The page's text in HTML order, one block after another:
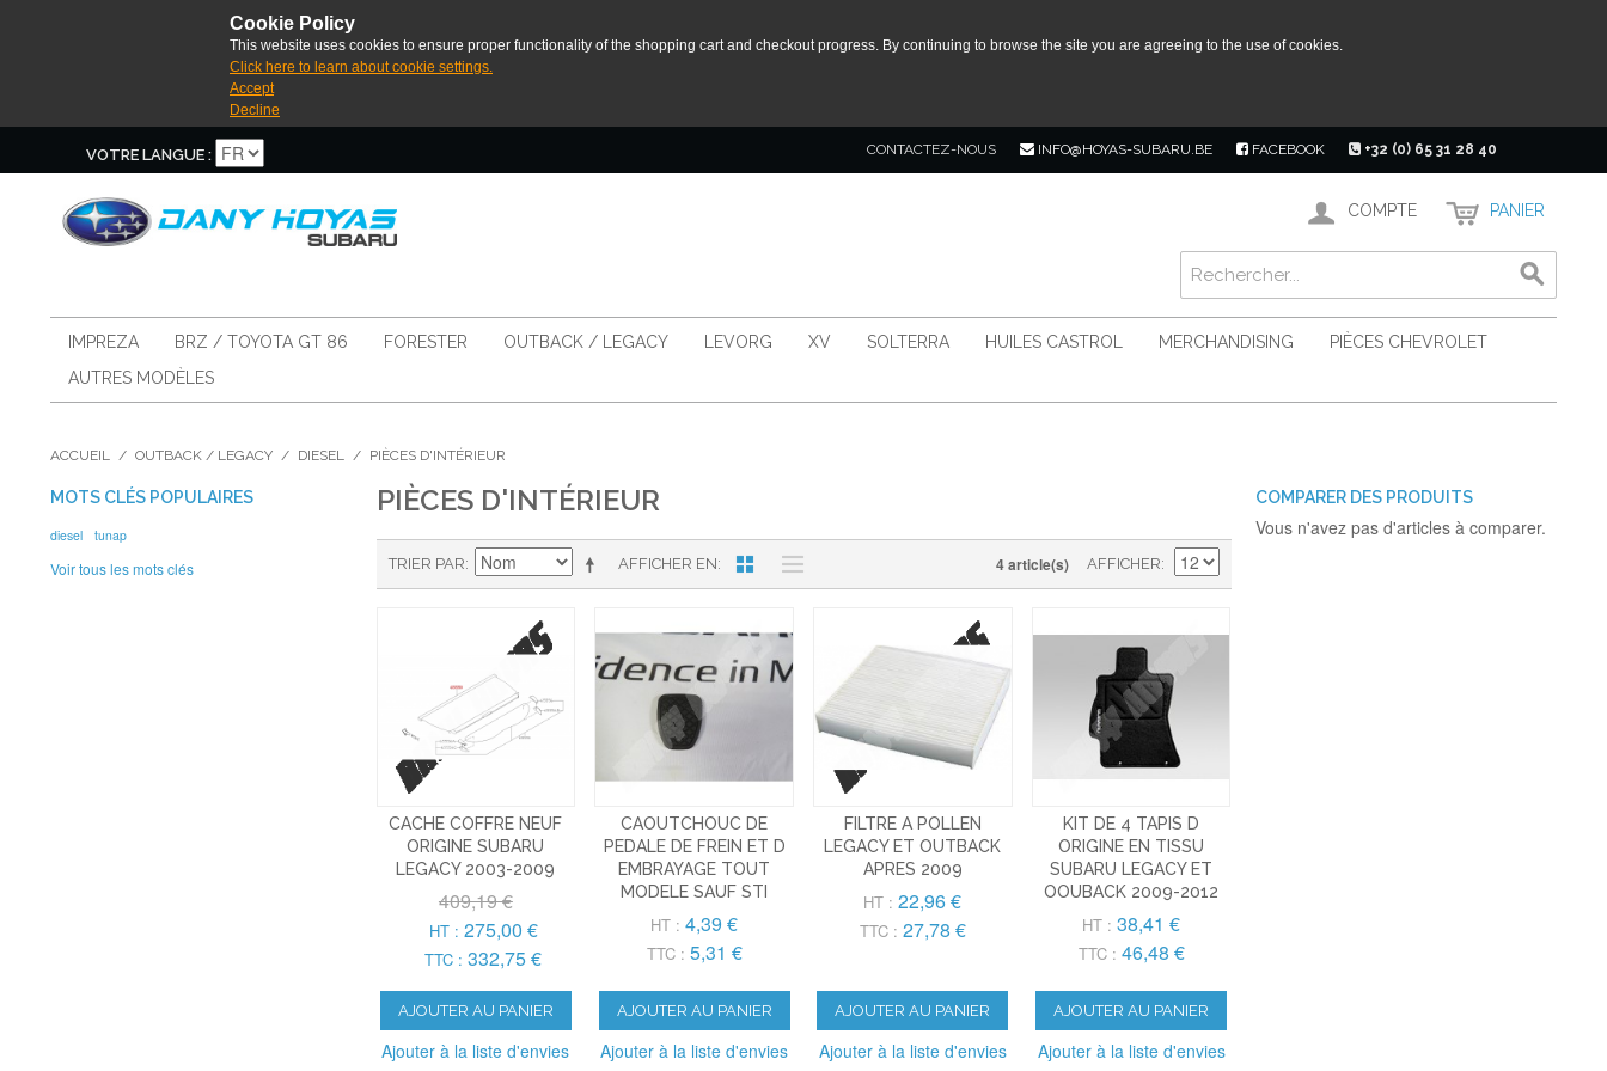
Cookie Policy
This website uses cookies to ensure proper functionality of the shopping cart and checkout progress. By continuing to browse the site you are agreeing to the use of cookies.
Click here to learn about cookie settings.
Accept
Decline
VOTRE LANGUE : CONTACTEZ-NOUS INFO@HOYAS-SUBARU.BE FACEBOOK +32 (0) 65 31 28 40
COMPTE PANIER
IMPREZA BRZ / TOYOTA GT 86 FORESTER OUTBACK / LEGACY LEVORG XV SOLTERRA HUILES CASTROL MERCHANDISING
PIÈCES CHEVROLET
AUTRES MODÈLES
ACCUEIL / OUTBACK / LEGACY / DIESEL / PIÈCES D'INTÉRIEUR
PIÈCES D'INTÉRIEUR
AFFICHER EN
TRIER PAR 4 article(s) AFFICHER
CACHE COFFRE NEUF
ORIGINE SUBARU
LEGACY 2003-2009
409,19 €
HT : 275,00 €
TTC : 332,75 €
AJOUTER AU PANIER
Ajouter à la liste d'envies
CAOUTCHOUC DE
PEDALE DE FREIN ET D
EMBRAYAGE TOUT
MODELE SAUF STI
HT : 4,39 €
TTC : 5,31 €
AJOUTER AU PANIER
Ajouter à la liste d'envies
FILTRE A POLLEN
LEGACY ET OUTBACK
APRES 2009
HT : 22,96 €
TTC : 27,78 €
AJOUTER AU PANIER
Ajouter à la liste d'envies
KIT DE 4 TAPIS D
ORIGINE EN TISSU
SUBARU LEGACY ET
OOUBACK 2009-2012
HT : 38,41 €
TTC : 46,48 €
AJOUTER AU PANIER
Ajouter à la liste d'envies
MOTS CLÉS POPULAIRES
diesel tunap
Voir tous les mots clés
COMPARER DES PRODUITS
Vous n'avez pas d'articles à comparer.